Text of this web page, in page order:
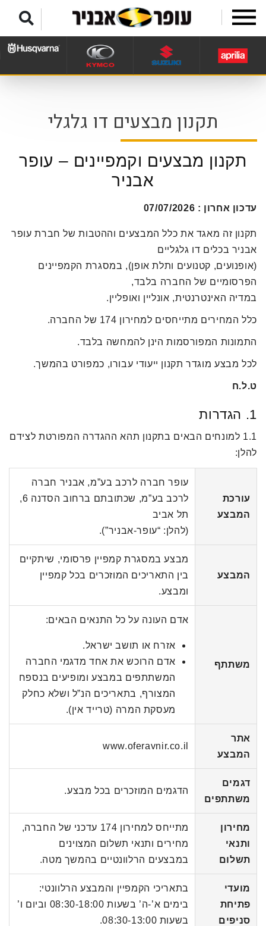
תקנון מבצעים דו גלגלי
תקנון מבצעים וקמפיינים – עופר
אבניר
עדכון אחרון : 07/07/2026
תקנון זה מאגד את כלל המבצעים וההטבות של חברת עופר
אבניר בכלים דו גלגליים
(אופנועים, קטנועים ותלת אופן), במסגרת הקמפיינים
הפרסומיים של החברה בלבד,
במדיה האינטרנטית, אונליין ואופליין.
כלל המחירים מתייחסים למחירון 174 של החברה.
התמונות המפורסמות הינן להמחשה בלבד.
לכל מבצע מוגדר תקנון ייעודי עבורו, כמפורט בהמשך.
ט.ל.ח
1. הגדרות
1.1 למונחים הבאים בתקנון תהא ההגדרה המפורטת לצידם
להלן:
עורכת
המבצע
עופר חברה לרכב בע”מ, אבניר חברה
לרכב בע”מ, שכתובתם ברחוב הסדנה 6,
תל אביב
(להלן: “עופר-אבניר”).
המבצע
מבצע במסגרת קמפיין פרסומי, שיתקיים
בין התאריכים המוזכרים בכל קמפיין
ומבצע.
משתתף
אדם העונה על כל התנאים הבאים:
אזרח או תושב ישראל.
אדם הרוכש את אחד מדגמי החברה
המשתתפים במבצע ומופיעים בנספח
המצורף, בתאריכים הנ”ל ושלא כחלק
מעסקת המרה (טרייד אין).
אתר
המבצע
www.oferavnir.co.il
דגמים
משתתפים
הדגמים המוזכרים בכל מבצע.
מחירון
ותנאי
תשלום
מתייחס למחירון 174 עדכני של החברה,
מחירים ותנאי תשלום המצוינים
במבצעים הרלוונטיים בהמשך מטה.
מועדי
פתיחת
סניפים
בתאריכי הקמפיין והמבצע הרלוונטי:
בימים א’-ה’ בשעות 08:30-18:00 וביום ו’
בשעות 08:30-13:00.